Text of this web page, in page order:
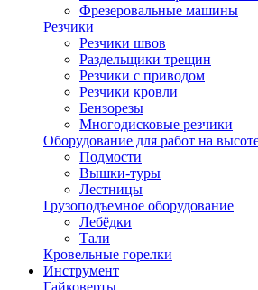
Фрезеровальные машины
Резчики
Резчики швов
Раздельщики трещин
Резчики с приводом
Резчики кровли
Бензорезы
Многодисковые резчики
Оборудование для работ на
Подмости
Вышки-туры
Лестницы
Грузоподъемное оборудование
Лебёдки
Тали
Кровельные горелки
Инструмент
Гайковерты